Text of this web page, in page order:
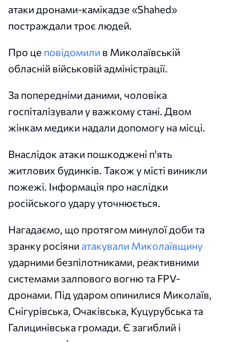
атаки дронами-камікадзе «Shahed»
постраждали троє людей.
Про це повідомили в Миколаївській
обласній військовій адміністрації.
За попередніми даними, чоловіка
госпіталізували у важкому стані. Двом
жінкам медики надали допомогу на місці.
Внаслідок атаки пошкоджені п'ять
житлових будинків. Також у місті виникли
пожежі. Інформація про наслідки
російського удару уточнюється.
Нагадаємо, що протягом минулої доби та
зранку росіяни атакували Миколаївщину
ударними безпілотниками, реактивними
системами залпового вогню та FPV-
дронами. Під ударом опинилися Миколаїв,
Снігурівська, Очаківська, Куцурубська та
Галицинівська громади. Є загиблий і